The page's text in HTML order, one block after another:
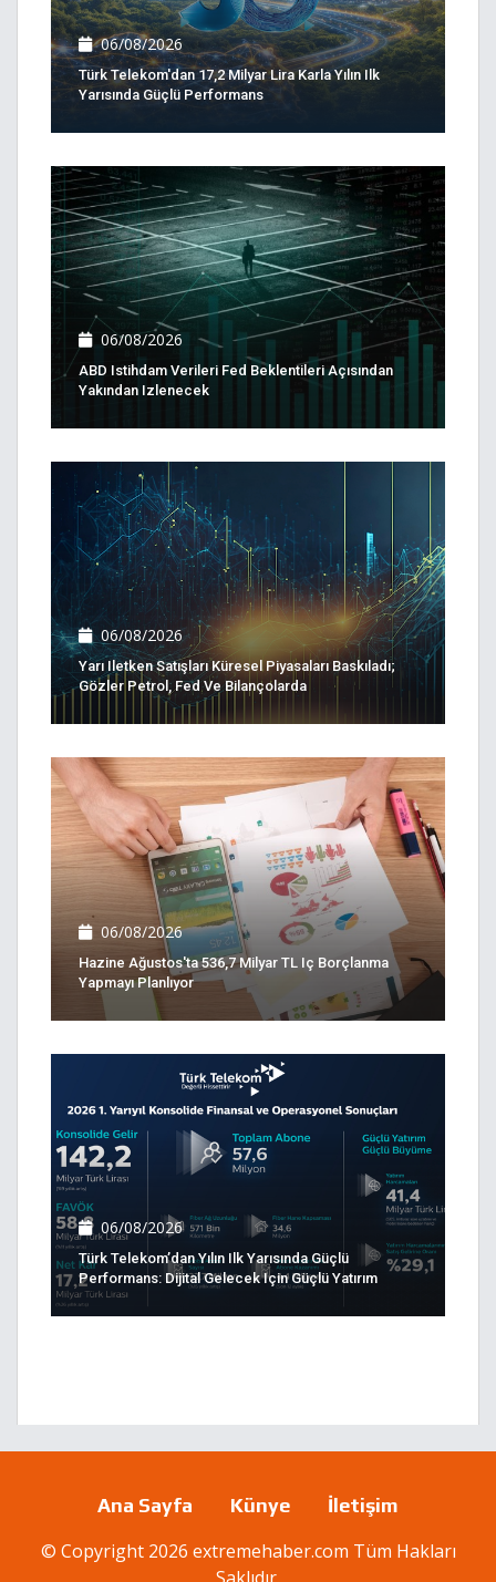
06/08/2026
Türk Telekom'dan 17,2 Milyar Lira Karla Yılın Ilk
Yarısında Güçlü Performans
06/08/2026
ABD Istihdam Verileri Fed Beklentileri Açısından
Yakından Izlenecek
06/08/2026
Yarı Iletken Satışları Küresel Piyasaları Baskıladı;
Gözler Petrol, Fed Ve Bilançolarda
06/08/2026
Hazine Ağustos'ta 536,7 Milyar TL Iç Borçlanma
Yapmayı Planlıyor
06/08/2026
Türk Telekom’dan Yılın Ilk Yarısında Güçlü
Performans: Dijital Gelecek Için Güçlü Yatırım
Ana Sayfa Künye İletişim
© Copyright 2026 extremehaber.com Tüm Hakları